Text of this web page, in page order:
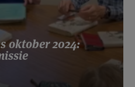
oktober 2024: